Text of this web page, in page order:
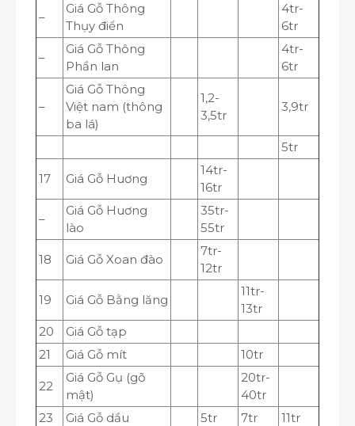
–
Giá Gỗ Thông
Thụy điển
4tr-
6tr
–
Giá Gỗ Thông
Phần lan
4tr-
6tr
–
Giá Gỗ Thông
Việt nam (thông
ba lá)
1,2-
3,5tr
3,9tr
5tr
17 Giá Gỗ Huơng
14tr-
16tr
–
Giá Gỗ Huơng
lào
35tr-
55tr
18 Giá Gỗ Xoan đào
7tr-
12tr
19 Giá Gỗ Bằng lăng
11tr-
13tr
20
Giá Gỗ tạp
21
Giá Gỗ mít 10tr
22
Giá Gỗ Gụ (gõ
mật)
20tr-
40tr
23
Giá Gỗ dầu 5tr 7tr
11tr